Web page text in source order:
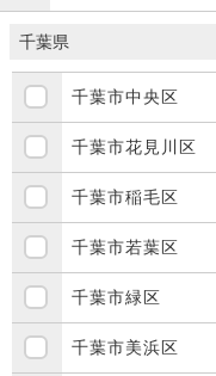
千葉県
千葉市中央区
千葉市花見川区
千葉市稲毛区
千葉市若葉区
千葉市緑区
千葉市美浜区